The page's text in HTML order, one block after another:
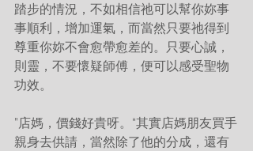
踏步的情況，不如相信祂可以幫你妳事
事順利，增加運氣，而當然只要祂得到
尊重你妳不會愈帶愈差的。只要心誠，
則靈，不要懷疑師傅，便可以感受聖物
功效。
”店媽，價錢好貴呀。“其實店媽朋友買手
親身去供請，當然除了他的分成，還有